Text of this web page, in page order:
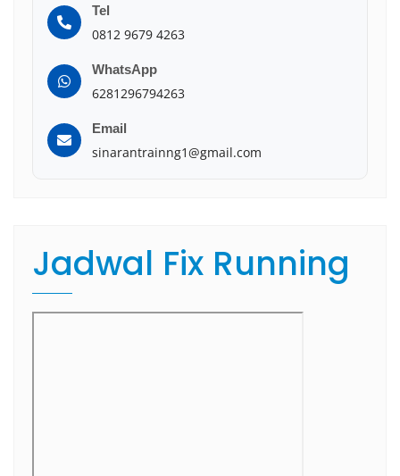
Tel
0812 9679 4263
WhatsApp
6281296794263
Email
sinarantrainng1@gmail.com
Jadwal Fix Running